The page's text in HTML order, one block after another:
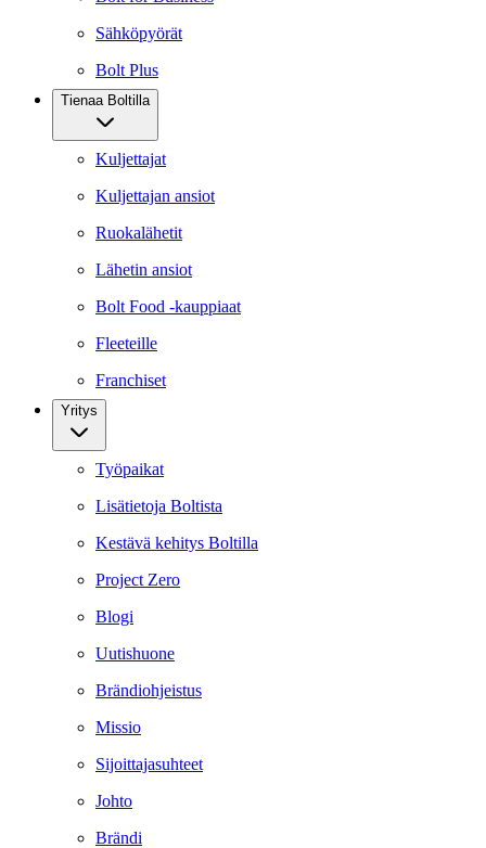
Sähköpyörät
Bolt Plus
Tienaa Boltilla
Kuljettajat
Kuljettajan ansiot
Ruokalähetit
Lähetin ansiot
Bolt Food -kauppiaat
Fleeteille
Franchiset
Yritys
Työpaikat
Lisätietoja Boltista
Kestävä kehitys Boltilla
Project Zero
Blogi
Uutishuone
Brändiohjeistus
Missio
Sijoittajasuhteet
Johto
Brändi